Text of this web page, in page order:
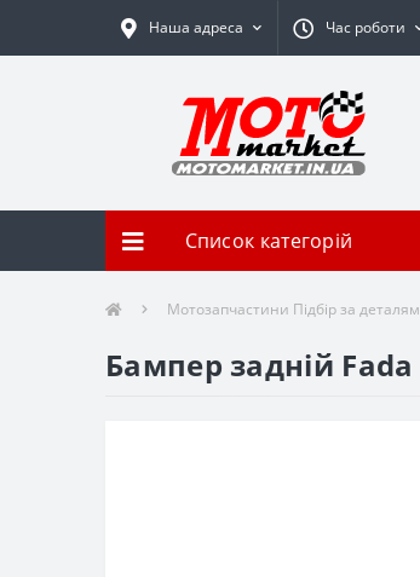
Наша адреса Час роботи
Список категорій
Мотозапчастини Підбір за
Бампер задній Fada